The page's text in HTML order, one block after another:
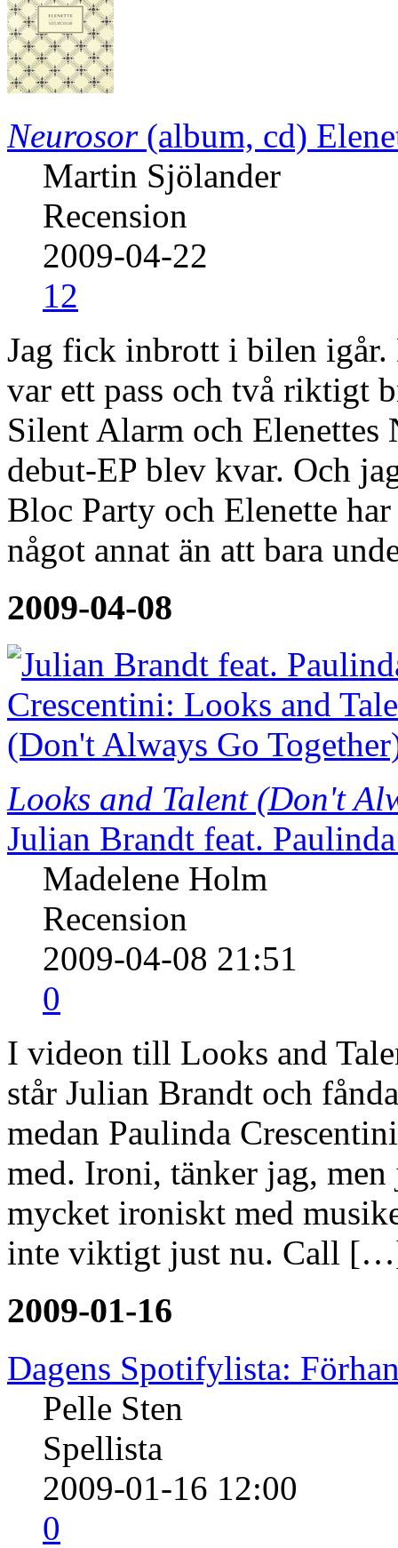
Neurosor(album, cd)
Martin Sjölander
Recension
2009-04-22
12
Jag fick inbrott i bilen igår.
var ett pass och två riktigt
Silent Alarm och Elenettes
debut-EP blev kvar. Och
Bloc Party och Elenette
något annat än att bara
2009-04-08
Looks and Talent (Don't
Julian Brandt feat.
Madelene Holm
Recension
2009-04-08 21:51
0
I videon till Looks and
står Julian Brandt och
medan Paulinda
med. Ironi, tänker jag,
mycket ironiskt med
inte viktigt just nu. Call
2009-01-16
Dagens Spotifylista:
Pelle Sten
Spellista
2009-01-16 12:00
0